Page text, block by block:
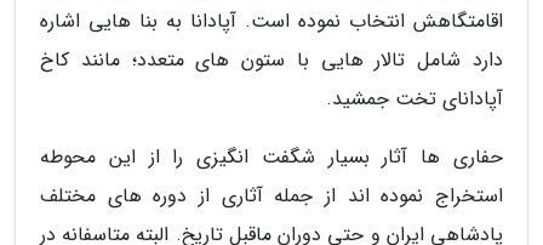
اقامتگاهش انتخاب نموده است. آپادانا به بنا هایی اشاره
دارد شامل تالار هایی با ستون های متعدد؛ مانند کاخ
آپادانای تخت جمشید.
حفاری ها آثار بسیار شگفت انگیزی را از این محوطه
استخراج نموده اند از جمله آثاری از دوره های مختلف
پادشاهی ایران و حتی دوران ماقبل تاریخ. البته متاسفانه در